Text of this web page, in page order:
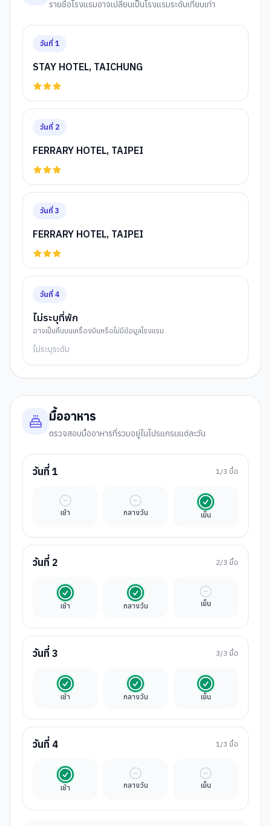
รายชื่อโรงแรมอาจเปลี่ยนเป็นโรงแรมระดับเทียบเท่า
วันที่ 1
STAY HOTEL, TAICHUNG
วันที่ 2
FERRARY HOTEL, TAIPEI
วันที่ 3
FERRARY HOTEL, TAIPEI
วันที่ 4
ไม่ระบุที่พัก
อาจเป็นคืนบนเครื่องบินหรือไม่มีข้อมูลโรงแรม
ไม่ระบุระดับ
มื้ออาหาร
ตรวจสอบมื้ออาหารที่รวมอยู่ในโปรแกรมแต่ละวัน
วันที่ 1 1/3 มื้อ
เช้า
มื้ออิสระ
กลางวัน
มื้ออิสระ
เย็น
รวมในค่าทัวร์
วันที่ 2 2/3 มื้อ
เช้า
รวมในค่าทัวร์
กลางวัน
รวมในค่าทัวร์
เย็น
มื้ออิสระ
วันที่ 3 3/3 มื้อ
เช้า
รวมในค่าทัวร์
กลางวัน
รวมในค่าทัวร์
เย็น
รวมในค่าทัวร์
วันที่ 4 1/3 มื้อ
เช้า
รวมในค่าทัวร์
กลางวัน
มื้ออิสระ
เย็น
มื้ออิสระ